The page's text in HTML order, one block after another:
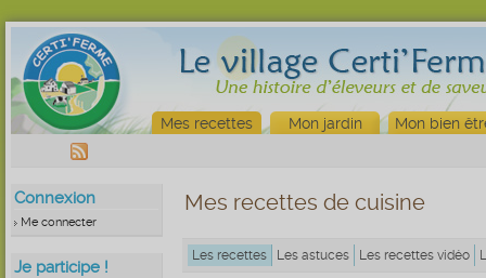
Mes recettes Mon jardin Mon bien
Connexion
Me connecter
Je participe !
Mes recettes de cuisine
Les recettes Les astuces Les recettes vidéo